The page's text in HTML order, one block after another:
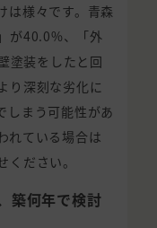
は様々です。青森
が40.0%、「外
塗装をしたと回
り深刻な劣化に
しまう可能性があ
れている場合は
ださい。
築何年で検討